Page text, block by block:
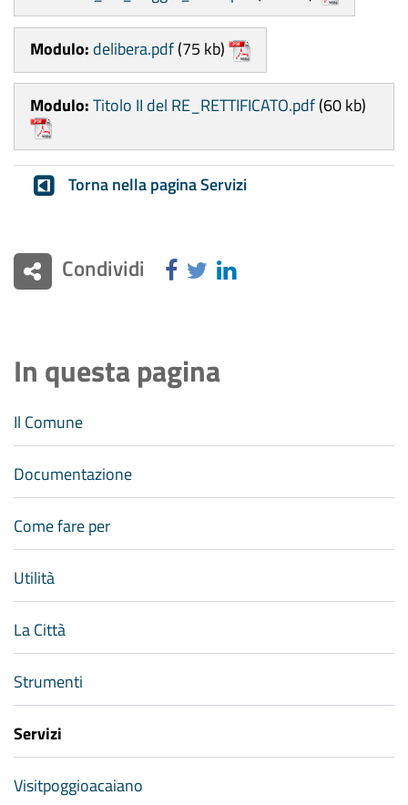
Modulo: delibera.pdf(75 kb)
Modulo:Titolo II del RE_RETTIFICATO.pdf(60 kb)
Torna nella pagina Servizi
Condividi
In questa pagina
Il Comune
Documentazione
Come fare per
Utilità
La Città
Strumenti
Servizi
Visitpoggioacaiano